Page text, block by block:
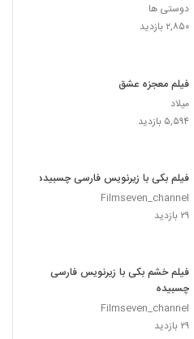
دوستی ها
۲,۸۵۰ بازدید
فیلم معجزه عشق
میلاد
۵,۵۹۴ بازدید
فیلم بکی با زیرنویس فارسی چسبیده
Filmseven_channel
۲۹ بازدید
فیلم خشم بکی با زیرنویس فارسی
چسبیده
Filmseven_channel
۲۹ بازدید